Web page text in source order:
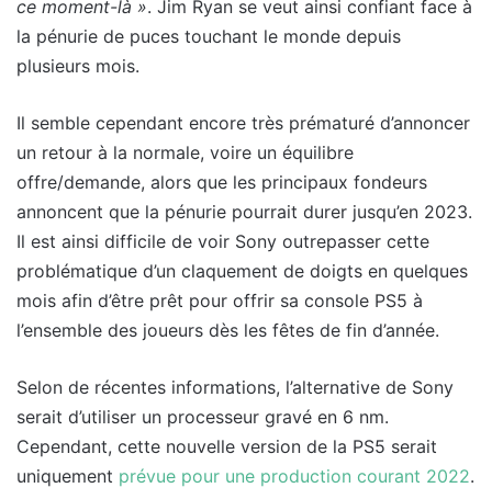
ce moment-là ». Jim Ryan se veut ainsi confiant face à
la pénurie de puces touchant le monde depuis
plusieurs mois.
Il semble cependant encore très prématuré d’annoncer
un retour à la normale, voire un équilibre
offre/demande, alors que les principaux fondeurs
annoncent que la pénurie pourrait durer jusqu’en 2023.
Il est ainsi difficile de voir Sony outrepasser cette
problématique d’un claquement de doigts en quelques
mois afin d’être prêt pour offrir sa console PS5 à
l’ensemble des joueurs dès les fêtes de fin d’année.
Selon de récentes informations, l’alternative de Sony
serait d’utiliser un processeur gravé en 6 nm.
Cependant, cette nouvelle version de la PS5 serait
uniquement prévue pour une production courant 2022.